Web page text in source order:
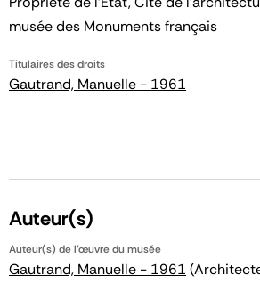
musée des Monuments français
Titulaires des droits
Gautrand, Manuelle - 1961
Auteur(s)
Auteur(s) de l'œuvre du musée
Gautrand, Manuelle - 1961